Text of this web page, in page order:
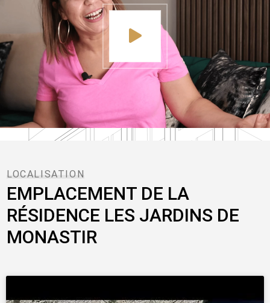
LOCALISATION
EMPLACEMENT DE LA
RÉSIDENCE LES JARDINS DE
MONASTIR